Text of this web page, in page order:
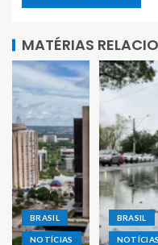
MATÉRIAS
BRASIL
NOTÍCIAS
BRASIL
NOTÍCIAS